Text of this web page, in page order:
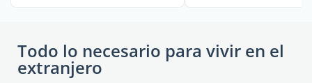
Todo lo necesario para vivir en el
extranjero